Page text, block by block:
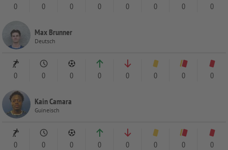
0 0 0 0 0 0 0 0
Max Brunner
Deutsch
0 0 0 0 0 0 0 0
Kain Camara
Guineisch
0 0 0 0 0 0 0 0